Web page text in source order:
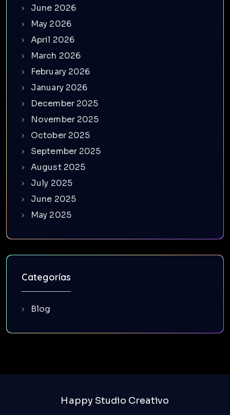
June 2026
May 2026
April 2026
March 2026
February 2026
January 2026
December 2025
November 2025
October 2025
September 2025
August 2025
July 2025
June 2025
May 2025
Categorías
Blog
Happy Studio Creativo